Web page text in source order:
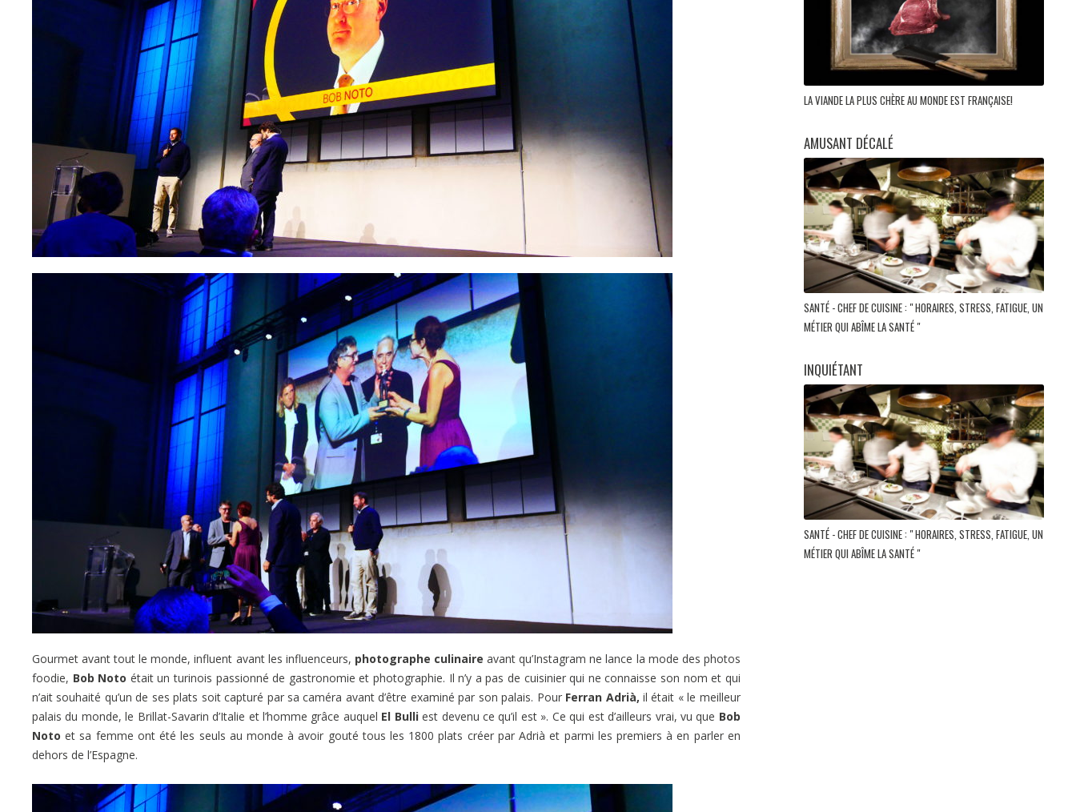
Gourmet avant tout le monde, influent avant les influenceurs, photographe culinaire avant qu’Instagram ne lance la mode des photos
foodie, Bob Noto était un turinois passionné de gastronomie et photographie. Il n’y a pas de cuisinier qui ne connaisse son nom et qui
n’ait souhaité qu’un de ses plats soit capturé par sa caméra avant d’être examiné par son palais. Pour Ferran Adrià, il était « le meilleur
palais du monde, le Brillat-Savarin d’Italie et l’homme grâce auquel El Bulliest devenu ce qu’il est ». Ce qui est d’ailleurs vrai, vu que Bob
Noto et sa femme ont été les seuls au monde à avoir gouté tous les 1800 plats créer par Adrià et parmi les premiers à en parler en
dehors de l’Espagne.
LA VIANDE LA PLUS CHÈRE AU MONDE EST FRANÇAISE!
AMUSANT DÉCALÉ
SANTÉ - CHEF DE CUISINE : " HORAIRES, STRESS, FATIGUE, UN
MÉTIER QUI ABÎME LA SANTÉ "
INQUIÉTANT
SANTÉ - CHEF DE CUISINE : " HORAIRES, STRESS, FATIGUE, UN
MÉTIER QUI ABÎME LA SANTÉ "